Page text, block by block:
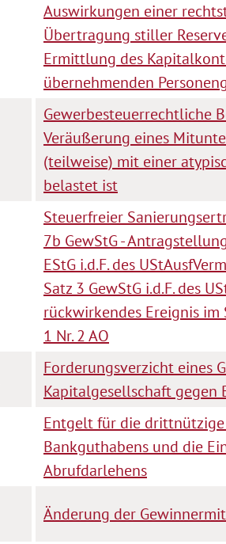
Auswirkungen einer
Übertragung stiller
Ermittlung des
übernehmenden
Gewerbesteuerrechtliche
Veräußerung eines
(teilweise) mit einer
belastet ist
Steuerfreier
7b GewStG -
EStG i.d.F. des
Satz 3 GewStG i.d.F. des
rückwirkendes Ereignis im
1 Nr. 2 AO
Forderungsverzicht eines
Kapitalgesellschaft gegen
Entgelt für die drittnützige
Bankguthabens und die
Abrufdarlehens
Änderung der